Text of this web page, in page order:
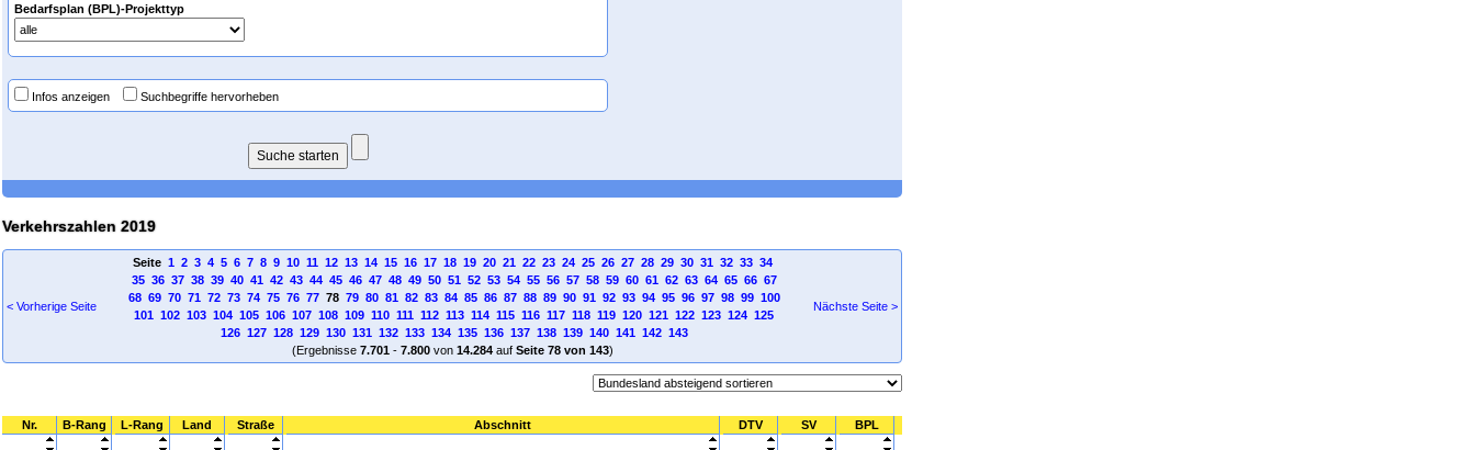
Bedarfsplan (BPL)-Projekttyp
Infos anzeigen Suchbegriffe hervorheben
Verkehrszahlen 2019
< Vorherige Seite
Seite 1 2 3 4 5 6 7 8 9 10 11 12 13 14 15 16 17 18 19 20 21 22 23 24 25 26 27 28 29 30 31 32 33 34
35 36 37 38 39 40 41 42 43 44 45 46 47 48 49 50 51 52 53 54 55 56 57 58 59 60 61 62 63 64 65 66 67
68 69 70 71 72 73 74 75 76 7778 79 80 81 82 83 84 85 86 87 88 89 90 91 92 93 94 95 96 97 98 99 100
101 102 103 104 105 106 107 108 109 110 111 112 113 114 115 116 117 118 119 120 121 122 123 124 125
126 127 128 129 130 131 132 133 134 135 136 137 138 139 140 141 142 143
(Ergebnisse 7.701- 7.800von 14.284auf Seite 78 von 143)
Nächste Seite >
Nr. B-Rang L-Rang Land Straße Abschnitt DTV SV BPL